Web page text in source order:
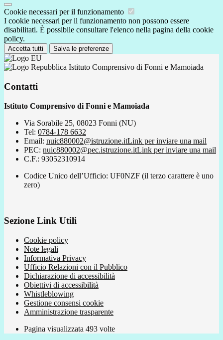
Cookie necessari per il funzionamento
I cookie necessari per il funzionamento non possono essere
disabilitati. È possibile consultare l'elenco nella pagina della cookie
policy.
Accetta tutti Salva le preferenze
Istituto Comprensivo di Fonni e Mamoiada
Contatti
Istituto Comprensivo di Fonni e Mamoiada
Via Sorabile 25, 08023 Fonni (NU)
Tel: 0784-178 6632
Email: nuic880002@istruzione.itLink per inviare una mail
PEC: nuic880002@pec.istruzione.itLink per inviare una mail
C.F.: 93052310914
Codice Unico dell’Ufficio: UF0NZF (il terzo carattere è uno
zero)
Sezione Link Utili
Cookie policy
Note legali
Informativa Privacy
Ufficio Relazioni con il Pubblico
Dichiarazione di accessibilità
Obiettivi di accessibilità
Whistleblowing
Gestione consensi cookie
Amministrazione trasparente
Pagina visualizzata 493 volte